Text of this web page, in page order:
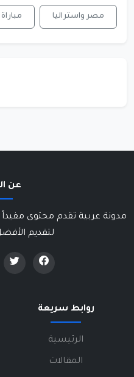
مصر واستراليا
عن
مدونة عربية تقدم محتوى
لتقديم
روابط سريعة
الرئيسية
المقالات